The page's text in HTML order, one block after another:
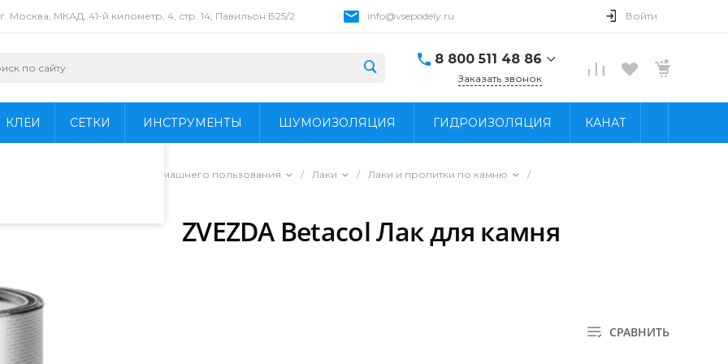
и
.
г. Москва, МКАД, 41-й километр, 4, стр. 14; Павильон Б25/2 info@vsepodely.ru Войти
8 800 511 48 86
г. Москва, МКАД, 41-
14; Павильон Б25/2
Заказать звонок
КЛЕИ СЕТКИ ИНСТРУМЕНТЫ ШУМОИЗОЛЯЦИЯ ГИДРОИЗОЛЯЦИЯ КАНАТ
для профессионального и домашнего пользования / Лаки / Лаки и пропитки по камню
/
ZVEZDA Betacol Лак для камня
СРАВНИТЬ